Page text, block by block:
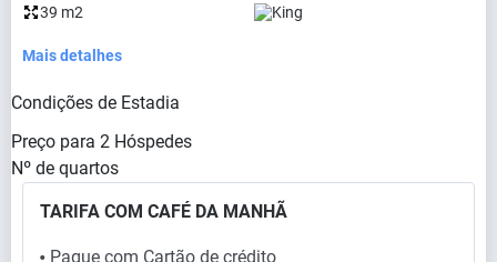
39 m2
King
Mais detalhes
Condições de Estadia
Preço para 2 Hóspedes
Nº de quartos
TARIFA COM CAFÉ DA MANHÃ
⬤ Pague com Cartão de crédito